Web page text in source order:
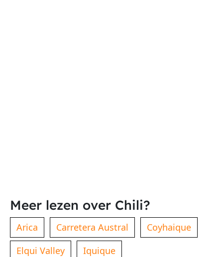
Meer lezen over Chili?
Arica Carretera Austral
Coyhaique
Elqui Valley
Iquique